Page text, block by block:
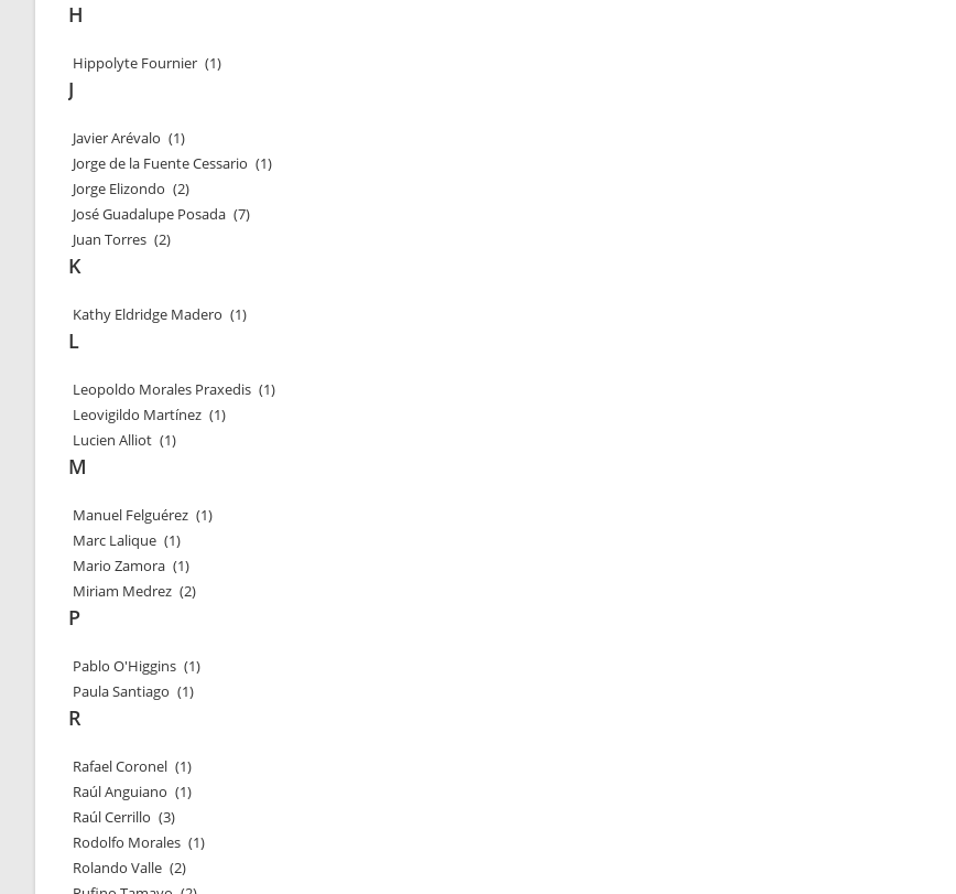
H
Hippolyte Fournier (1)
J
Javier Arévalo (1)
Jorge de la Fuente Cessario (1)
Jorge Elizondo (2)
José Guadalupe Posada (7)
Juan Torres (2)
K
Kathy Eldridge Madero (1)
L
Leopoldo Morales Praxedis (1)
Leovigildo Martínez (1)
Lucien Alliot (1)
M
Manuel Felguérez (1)
Marc Lalique (1)
Mario Zamora (1)
Miriam Medrez (2)
P
Pablo O'Higgins (1)
Paula Santiago (1)
R
Rafael Coronel (1)
Raúl Anguiano (1)
Raúl Cerrillo (3)
Rodolfo Morales (1)
Rolando Valle (2)